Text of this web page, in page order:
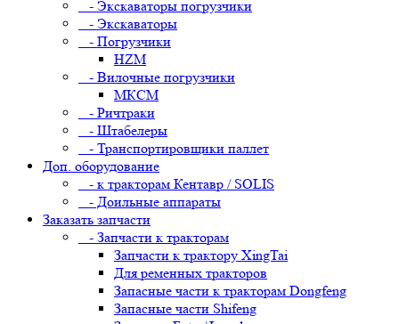
- Экскаваторы погрузчики
- Экскаваторы
- Погрузчики
HZM
- Вилочные погрузчики
МКСМ
- Ричтраки
- Штабелеры
- Транспортировщики паллет
Доп. оборудование
- к тракторам Кентавр / SOLIS
- Доильные аппараты
Заказать запчасти
- Запчасти к тракторам
Запчасти к трактору XingTai
Для ременных тракторов
Запасные части к тракторам Dongfeng
Запасные части Shifeng